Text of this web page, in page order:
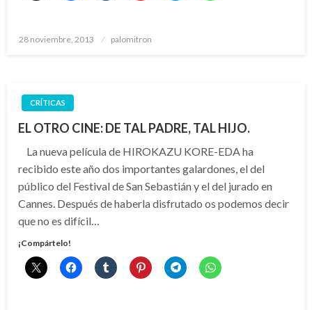
Publicado
28 noviembre, 2013 palomitron
CRÍTICAS
EL OTRO CINE: DE TAL PADRE, TAL HIJO.
La nueva película de HIROKAZU KORE-EDA ha
recibido este año dos importantes galardones, el del
público del Festival de San Sebastián y el del jurado en
Cannes. Después de haberla disfrutado os podemos decir
que no es difícil…
¡Compártelo!